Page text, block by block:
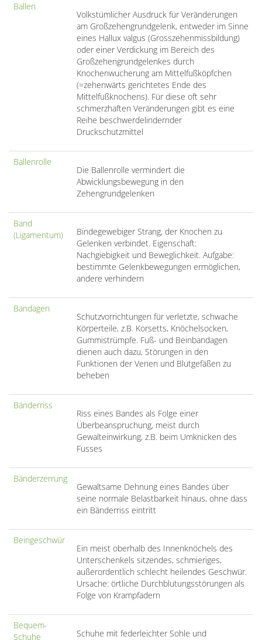
Ballen
Volkstümlicher Ausdruck für Veränderungen
am Großzehengrundgelenk, entweder im Sinne
eines Hallux valgus (Grosszehenmissbildung)
oder einer Verdickung im Bereich des
Großzehengrundgelenkes durch
Knochenwucherung am Mittelfußköpfchen
(=zehenwärts gerichtetes Ende des
Mittelfußknochens). Für diese oft sehr
schmerzhaften Veränderungen gibt es eine
Reihe beschwerdelindernder
Druckschutzmittel
Ballenrolle
Die Ballenrolle vermindert die
Abwicklungsbewegung in den
Zehengrundgelenken
Band
(Ligamentum)
Bindegewebiger Strang, der Knochen zu
Gelenken verbindet. Eigenschaft:
Nachgiebigkeit und Beweglichkeit. Aufgabe:
bestimmte Gelenkbewegungen ermöglichen,
andere verhindern
Bandagen
Schutzvorrichtungen für verletzte, schwache
Körperteile, z.B. Korsetts, Knöchelsocken,
Gummistrümpfe. Fuß- und Beinbandagen
dienen auch dazu, Störungen in den
Funktionen der Venen und Blutgefäßen zu
beheben
Bänderriss
Riss eines Bandes als Folge einer
Überbeanspruchung, meist durch
Gewalteinwirkung, z.B. beim Umknicken des
Fusses
Bänderzerrung
Gewaltsame Dehnung eines Bandes über
seine normale Belastbarkeit hinaus, ohne dass
ein Bänderriss eintritt
Beingeschwür
Ein meist oberhalb des Innenknöchels des
Unterschenkels sitzendes, schmieriges,
außerordentlich schlecht heilendes Geschwür.
Ursache: örtliche Durchblutungsstörungen als
Folge von Krampfadern
Bequem-
Schuhe
Schuhe mit federleichter Sohle und